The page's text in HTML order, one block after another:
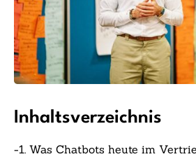
Inhaltsverzeichnis
-1. Was Chatbots heute im